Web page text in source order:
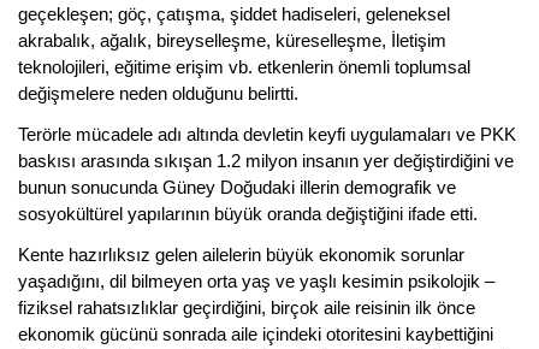
geçekleşen; göç, çatışma, şiddet hadiseleri, geleneksel
akrabalık, ağalık, bireyselleşme, küreselleşme, İletişim
teknolojileri, eğitime erişim vb. etkenlerin önemli toplumsal
değişmelere neden olduğunu belirtti.
Terörle mücadele adı altında devletin keyfi uygulamaları ve PKK
baskısı arasında sıkışan 1.2 milyon insanın yer değiştirdiğini ve
bunun sonucunda Güney Doğudaki illerin demografik ve
sosyokültürel yapılarının büyük oranda değiştiğini ifade etti.
Kente hazırlıksız gelen ailelerin büyük ekonomik sorunlar
yaşadığını, dil bilmeyen orta yaş ve yaşlı kesimin psikolojik –
fiziksel rahatsızlıklar geçirdiğini, birçok aile reisinin ilk önce
ekonomik gücünü sonrada aile içindeki otoritesini kaybettiğini